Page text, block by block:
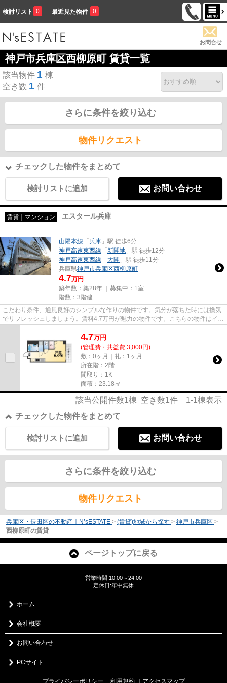
検討リスト 0 最近見た物件 0
お問合せ
神戸市兵庫区西柳原町 賃貸一覧
該当物件 1 棟
空き数 1 件
さらに条件を絞り込む
物件リクエスト
チェックした物件をまとめて
検討リストに追加 お問い合わせ
賃貸｜マンション エスタール兵庫
山陽本線 「 兵庫 」駅 徒歩6分
神戸高速東西線 「 新開地 」駅 徒歩12分
神戸高速東西線 「 大開 」駅 徒歩11分
兵庫県神戸市兵庫区西柳原町
4.7万円
築年数：築28年 ｜募集中： 1室
階数：3階建
こだわり条件、通風良好のシンプルな作りの物件です。気分が落ちた時には換気
でリフレッシュしましょう。賃料4.7万円が魅力の物件です。こちらの物件はイン
4.7万円
(管理費・共益費 3,000円)
敷：0ヶ月｜礼：1ヶ月
所在階：2階
間取り：1K
面積：23.18㎡
該当公開件数1棟 空き数1件 1-1棟表示
チェックした物件をまとめて
お問い合わせ
検討リストに追加
さらに条件を絞り込む
物件リクエスト
兵庫区・長田区の不動産｜N’sESTATE > (賃貸)地域から探す > 神戸市兵庫区 >
西柳原町の賃貸
ページトップに戻る
営業時間:10:00～24:00
定休日:年中無休
ホーム
会社概要
お問い合わせ
PCサイト
プライバシーポリシー ｜ 利用規約 ｜アクセスマップ